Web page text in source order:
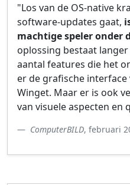
"Los van de OS-native
software-updates gaat,
machtige speler onder
oplossing bestaat
aantal features die het
er de grafische
Winget. Maar er is ook
van visuele aspecten en
ComputerBILD, februari